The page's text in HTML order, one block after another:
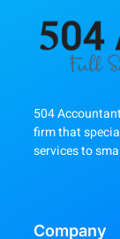
504
firm that
services to
Company